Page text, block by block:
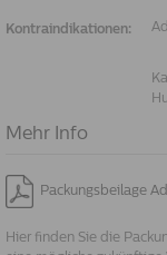
Kontraindikationen:
Mehr Info
Packungsbeilage
Hier finden Sie die